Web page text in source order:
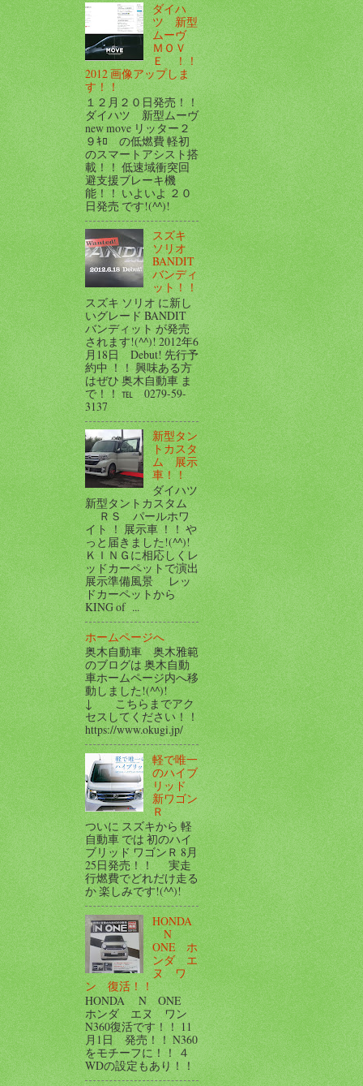
ダイハ
ツ 新型
ムーヴ
ＭＯＶ
Ｅ ！！
2012 画像アップしま
す！！
１２月２０日発売！！
ダイハツ 新型ムーヴ
new move リッター２
９ｷﾛ の低燃費 軽初
のスマートアシスト搭
載！！ 低速域衝突回
避支援ブレーキ機
能！！ いよいよ ２０
日発売 です!(^^)!
スズキ
ソリオ
BANDIT
バンディ
ット！！
スズキ ソリオ に新し
いグレード BANDIT
バンディット が発売
されます!(^^)! 2012年6
月18日 Debut! 先行予
約中 ！！ 興味ある方
はぜひ 奥木自動車 ま
で！！ ℡ 0279-59-
3137
新型タン
トカスタ
ム 展示
車！！
ダイハツ
新型タントカスタム
ＲＳ パールホワ
イト ！ 展示車 ！！ や
っと届きました!(^^)!
ＫＩＮＧに相応しくレ
ッドカーペットで演出
展示準備風景 レッ
ドカーペットから
KING of ...
ホームページへ
奥木自動車 奥木雅範
のブログは 奥木自動
車ホームページ内へ移
動しました!(^^)!
↓ こちらまでアク
セスしてください！！
https://www.okugi.jp/
軽で唯一
のハイブ
リッド
新ワゴン
Ｒ
ついに スズキから 軽
自動車 では 初のハイ
ブリッド ワゴンＲ 8月
25日発売！！ 実走
行燃費でどれだけ走る
か 楽しみです!(^^)!
HONDA
N
ONE ホ
ンダ エ
ヌ ワ
ン 復活！！
HONDA N ONE
ホンダ エヌ ワン
N360復活です！！ 11
月1日 発売！！ N360
をモチーフに！！ ４
WDの設定もあり！！